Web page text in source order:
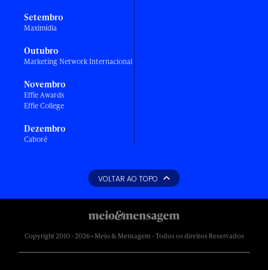
Setembro
Maximídia
Outubro
Marketing Network Internacional
Novembro
Effie Awards
Effie College
Dezembro
Caboré
VOLTAR AO TOPO
Copyright 2010 - 2026 • Meio & Mensagem - Todos os direitos Reservados